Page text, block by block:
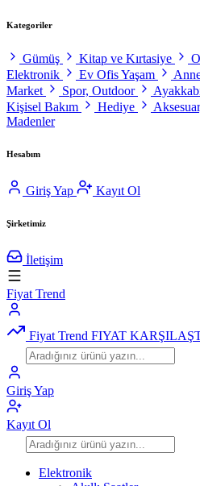
Kategoriler
Gümüş Kitap ve Kırtasiye
Elektronik
Ev Ofis Yaşam
Market
Spor, Outdoor
Kişisel Bakım
Hediye
Madenler
Hesabım
Giriş Yap Kayıt Ol
Şirketimiz
İletişim
Fiyat Trend
Fiyat Trend FIYAT
Giriş Yap
Kayıt Ol
Elektronik